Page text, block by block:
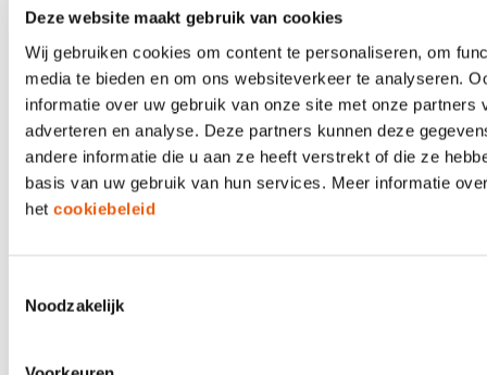
Deze website maakt gebruik van cookies
Wij gebruiken cookies om content te personaliseren, om
media te bieden en om ons websiteverkeer te analyseren.
informatie over uw gebruik van onze site met onze partners
adverteren en analyse. Deze partners kunnen deze
andere informatie die u aan ze heeft verstrekt of die ze
basis van uw gebruik van hun services. Meer informatie
het cookiebeleid
Noodzakelijk
De financiering van verduurzaming is een kans
voor hypotheekadviseurs. Volgens het recente
KPMG-rapport bevindt de adviseur zich op het
snijvlak van financiële besluitvorming en
duurzaamheidsambities — en kan daarmee een
doorslaggevende rol spelen.
Aplaza en Solera; maar dan écht